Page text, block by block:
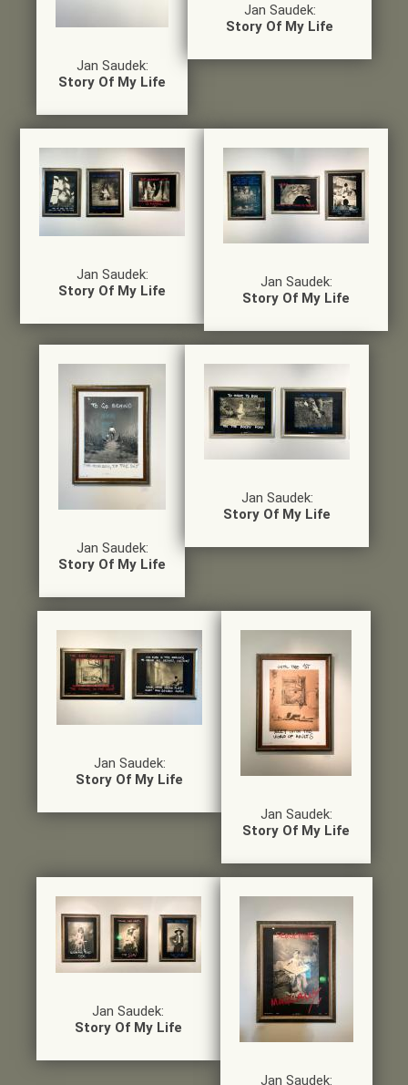
Jan Saudek:
Story Of My Life
Jan Saudek:
Story Of My Life
Jan Saudek:
Story Of My Life
Jan Saudek:
Story Of My Life
Jan Saudek:
Story Of My Life
Jan Saudek:
Story Of My Life
Jan Saudek:
Story Of My Life
Jan Saudek:
Story Of My Life
Jan Saudek:
Story Of My Life
Jan Saudek: